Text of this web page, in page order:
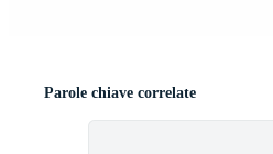
Parole chiave correlate